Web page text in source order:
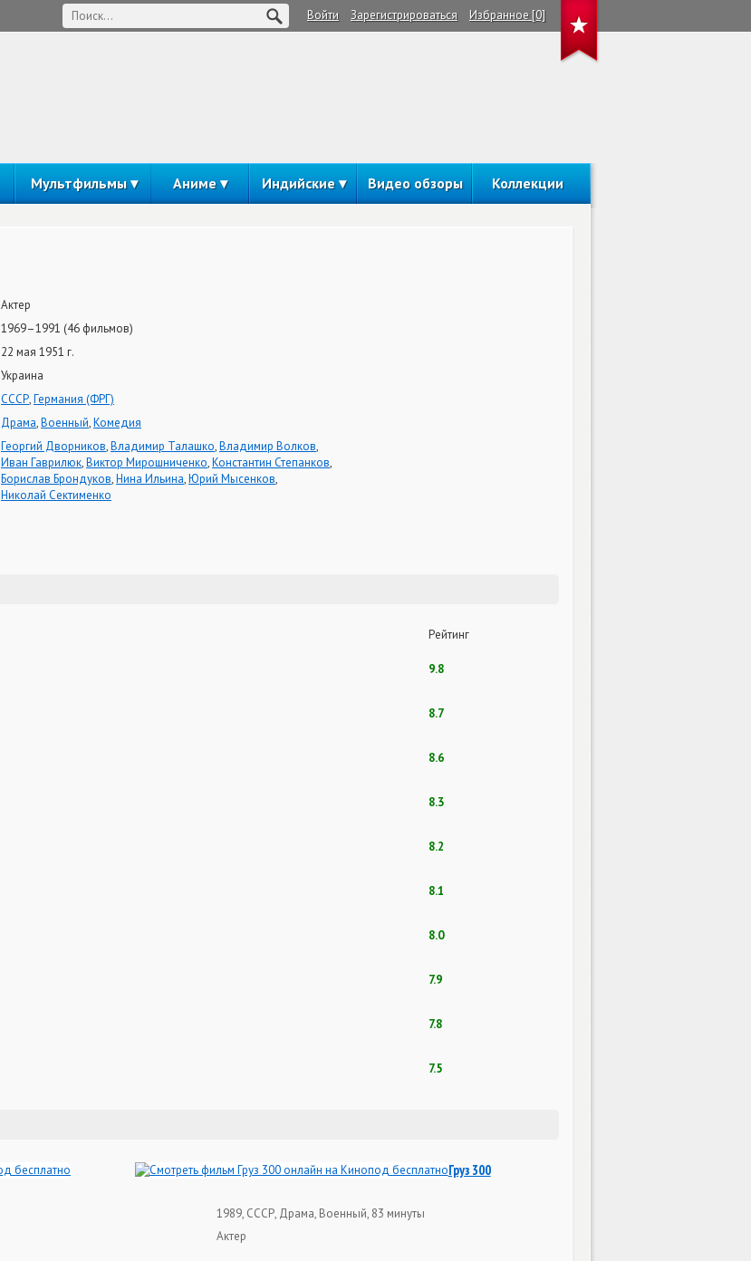
Войти Зарегистрироваться Избранное [0]
Мультфильмы Аниме Индийские Видео обзоры Коллекции
Актер
1969–1991 (46 фильмов)
22 мая 1951 г.
Украина
СССР,Германия (ФРГ)
Драма,Военный,Комедия
Георгий Дворников,Владимир Талашко,Владимир Волков,
Иван Гаврилюк,Виктор Мирошниченко,Константин Степанков,
Борислав Брондуков,Нина Ильина,Юрий Мысенков,
Николай Сектименко
Рейтинг
9.8
8.7
8.6
8.3
8.2
8.1
8.0
7.9
7.8
7.5
Груз 300
1989, СССР, Драма, Военный, 83 минуты
Актер